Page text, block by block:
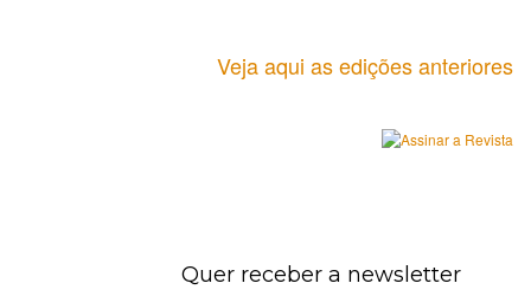
Veja aqui as edições anteriores